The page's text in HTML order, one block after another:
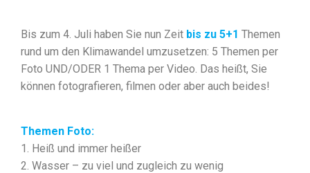
Bis zum 4. Juli haben Sie nun Zeit bis zu 5+1 Themen
rund um den Klimawandel umzusetzen: 5 Themen per
Foto UND/ODER 1 Thema per Video. Das heißt, Sie
können fotografieren, filmen oder aber auch beides!
Themen Foto:
1. Heiß und immer heißer
2. Wasser – zu viel und zugleich zu wenig